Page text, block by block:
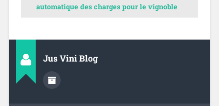
automatique des charges pour le vignoble
Jus Vini Blog